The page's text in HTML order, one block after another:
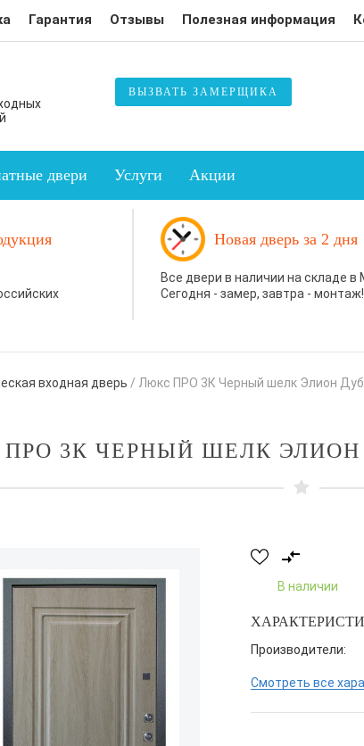
Гарантия Отзывы Полезная информация
ВЫЗВАТЬ ЗАМЕРЩИКА
двери Услуги Акции
Новая дверь за 2 дня
Все двери в наличии на складе в
Сегодня - замер, завтра - монтаж!
входная дверь / Люкс ПРО 3К Черный шелк Элион
3К ЧЕРНЫЙ ШЕЛК
В наличии
Производители:
Смотреть все